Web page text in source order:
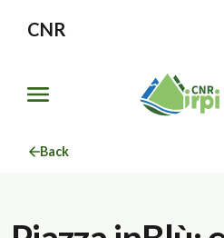
CNR
Back